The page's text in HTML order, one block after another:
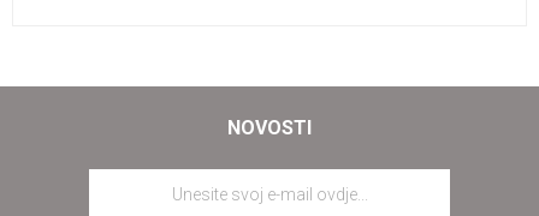
NOVOSTI